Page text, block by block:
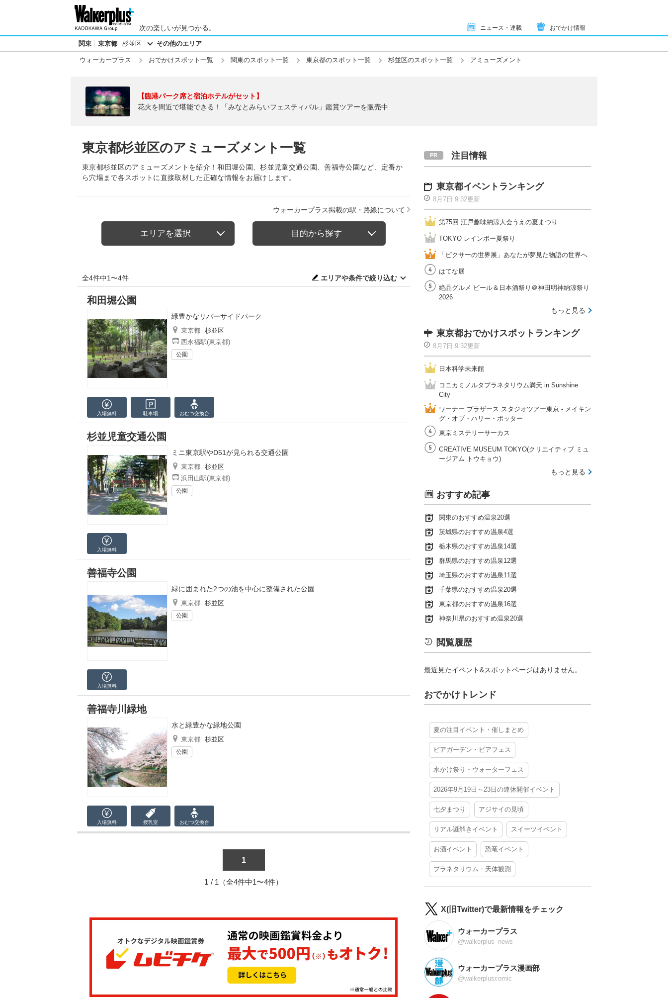
次の楽しいが見つかる。 ニュース・連載 おでかけ情報
関東 東京都 杉並区 その他のエリア
ウォーカープラス おでかけスポット一覧 関東のスポット一覧 東京都のスポット一覧 杉並区のスポット一覧 アミューズメント
【臨港パーク席と宿泊ホテルがセット】
花火を間近で堪能できる！「みなとみらいフェスティバル」鑑賞ツアーを販売中
東京都杉並区のアミューズメント一覧
東京都杉並区のアミューズメントを紹介！和田堀公園、杉並児童交通公園、善福寺公園など、定番か
ら穴場まで各スポットに直接取材した正確な情報をお届けします。
ウォーカープラス掲載の駅・路線について
エリアを選択 目的から探す
全4件中1〜4件 エリアや条件で絞り込む
和田堀公園
緑豊かなリバーサイドパーク
東京都 杉並区
西永福駅(東京都)
公園
入場無料 駐車場 おむつ交換台
杉並児童交通公園
ミニ東京駅やD51が見られる交通公園
東京都 杉並区
浜田山駅(東京都)
公園
入場無料
善福寺公園
緑に囲まれた2つの池を中心に整備された公園
東京都 杉並区
公園
入場無料
善福寺川緑地
水と緑豊かな緑地公園
東京都 杉並区
公園
入場無料 授乳室 おむつ交換台
1
1 / 1（全4件中1〜4件）
注目情報
東京都イベントランキング
8月7日 9:32更新
第75回 江戸趣味納涼大会うえの夏まつり
TOKYO レインボー夏祭り
「ピクサーの世界展」あなたが夢見た物語の世界へ
はてな展
絶品グルメ ビール＆日本酒祭り＠神田明神納涼祭り
2026
もっと見る
東京都おでかけスポットランキング
8月7日 9:32更新
日本科学未来館
コニカミノルタプラネタリウム満天 in Sunshine
City
ワーナー ブラザース スタジオツアー東京 ‐ メイキン
グ・オブ・ハリー・ポッター
東京ミステリーサーカス
CREATIVE MUSEUM TOKYO(クリエイティブ ミュ
ージアム トウキョウ)
もっと見る
おすすめ記事
関東のおすすめ温泉20選
茨城県のおすすめ温泉4選
栃木県のおすすめ温泉14選
群馬県のおすすめ温泉12選
埼玉県のおすすめ温泉11選
千葉県のおすすめ温泉20選
東京都のおすすめ温泉16選
神奈川県のおすすめ温泉20選
閲覧履歴
最近見たイベント&スポットページはありません。
おでかけトレンド
夏の注目イベント・催しまとめ
ビアガーデン・ビアフェス
水かけ祭り・ウォーターフェス
2026年9月19日～23日の連休開催イベント
七夕まつり アジサイの見頃
リアル謎解きイベント スイーツイベント
お酒イベント 恐竜イベント
プラネタリウム・天体観測
X(旧Twitter)で最新情報をチェック
ウォーカープラス
@walkerplus_news
ウォーカープラス漫画部
@walkerpluscomic